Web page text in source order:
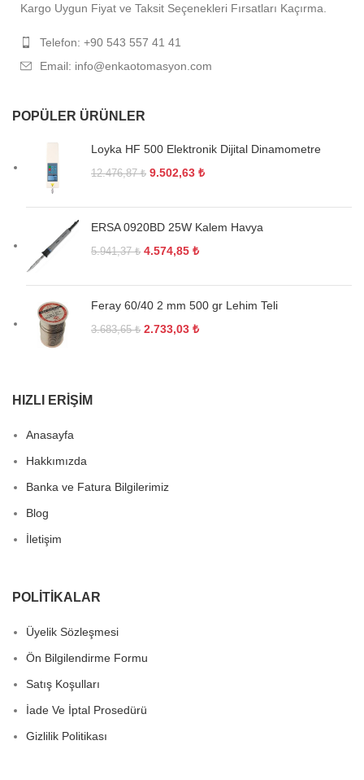
Kargo Uygun Fiyat ve Taksit Seçenekleri Fırsatları Kaçırma.
Telefon: +90 543 557 41 41
Email: info@enkaotomasyon.com
POPÜLER ÜRÜNLER
Loyka HF 500 Elektronik Dijital Dinamometre
12.476,87₺ 9.502,63 ₺
ERSA 0920BD 25W Kalem Havya
5.941,37₺ 4.574,85 ₺
Feray 60/40 2 mm 500 gr Lehim Teli
3.683,65₺ 2.733,03 ₺
HIZLI ERIŞIM
Anasayfa
Hakkımızda
Banka ve Fatura Bilgilerimiz
Blog
İletişim
POLITIKALAR
Üyelik Sözleşmesi
Ön Bilgilendirme Formu
Satış Koşulları
İade Ve İptal Prosedürü
Gizlilik Politikası